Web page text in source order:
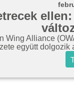
Wing Alliance
együtt